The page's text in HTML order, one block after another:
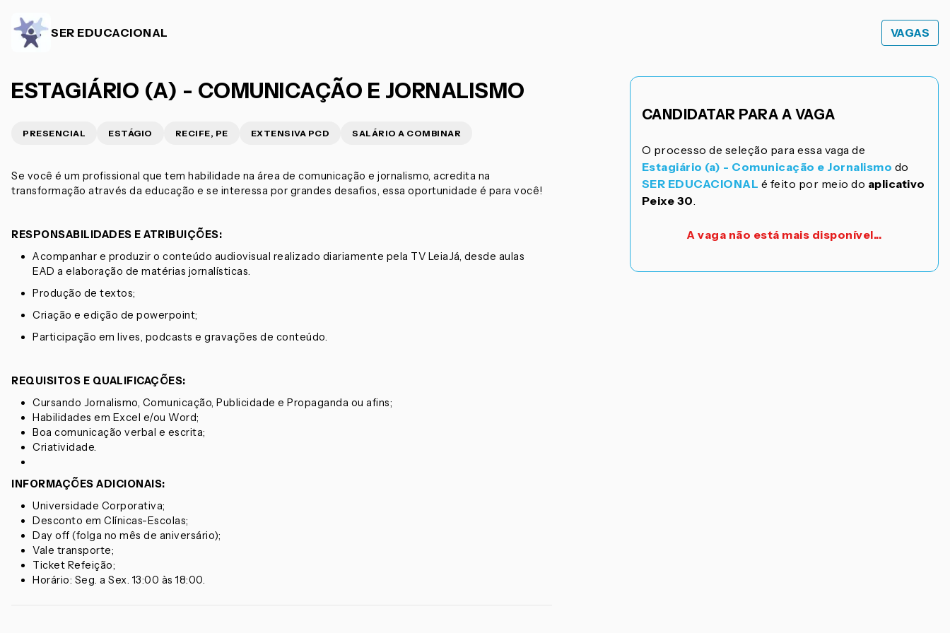
SER EDUCACIONAL VAGAS
ESTAGIÁRIO (A) - COMUNICAÇÃO E JORNALISMO
PRESENCIAL ESTÁGIO RECIFE, PE EXTENSIVA PCD SALÁRIO A COMBINAR
Se você é um profissional que tem habilidade na área de comunicação e jornalismo, acredita na
transformação através da educação e se interessa por grandes desafios, essa oportunidade é para você!
RESPONSABILIDADES E ATRIBUIÇÕES:
Acompanhar e produzir o conteúdo audiovisual realizado diariamente pela TV LeiaJá, desde aulas
EAD a elaboração de matérias jornalísticas.
Produção de textos;
Criação e edição de powerpoint;
Participação em lives, podcasts e gravações de conteúdo.
REQUISITOS E QUALIFICAÇÕES:
Cursando Jornalismo, Comunicação, Publicidade e Propaganda ou afins;
Habilidades em Excel e/ou Word;
Boa comunicação verbal e escrita;
Criatividade.
INFORMAÇÕES ADICIONAIS:
Universidade Corporativa;
Desconto em Clínicas-Escolas;
Day off (folga no mês de aniversário);
Vale transporte;
Ticket Refeição;
Horário: Seg. a Sex. 13:00 às 18:00.
CANDIDATAR PARA A VAGA
O processo de seleção para essa vaga de
Estagiário (a) - Comunicação e Jornalismo do
SER EDUCACIONAL é feito por meio do aplicativo
Peixe 30.
A vaga não está mais disponível...